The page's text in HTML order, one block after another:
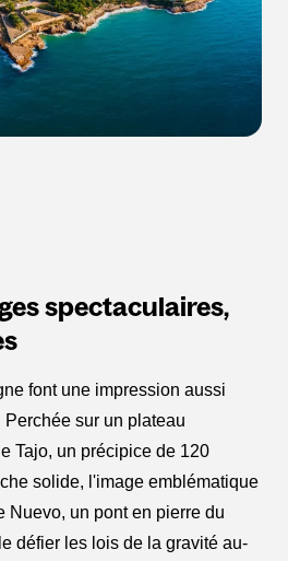
spectaculaires,
font une impression aussi
sur un plateau
Tajo, un précipice de 120
solide, l'image emblématique
Nuevo, un pont en pierre du
défier les lois de la gravité au-